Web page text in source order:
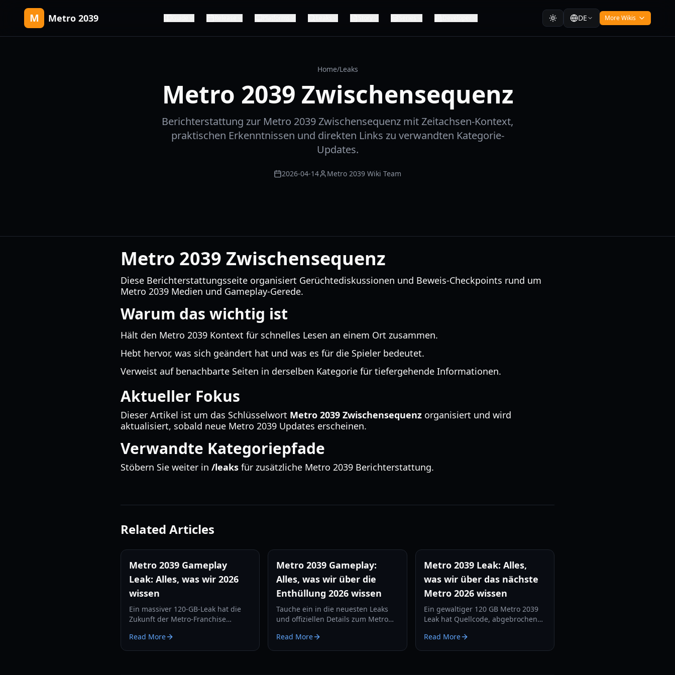
M Metro 2039 DE More Wikis
Home/Leaks
Metro 2039 Zwischensequenz
Berichterstattung zur Metro 2039 Zwischensequenz mit Zeitachsen-Kontext,
praktischen Erkenntnissen und direkten Links zu verwandten Kategorie-
Updates.
2026-04-14 Metro 2039 Wiki Team
Metro 2039 Zwischensequenz
Diese Berichterstattungsseite organisiert Gerüchtediskussionen und Beweis-Checkpoints rund um
Metro 2039 Medien und Gameplay-Gerede.
Warum das wichtig ist
Hält den Metro 2039 Kontext für schnelles Lesen an einem Ort zusammen.
Hebt hervor, was sich geändert hat und was es für die Spieler bedeutet.
Verweist auf benachbarte Seiten in derselben Kategorie für tiefergehende Informationen.
Aktueller Fokus
Dieser Artikel ist um das Schlüsselwort Metro 2039 Zwischensequenz organisiert und wird
aktualisiert, sobald neue Metro 2039 Updates erscheinen.
Verwandte Kategoriepfade
Stöbern Sie weiter in /leaks für zusätzliche Metro 2039 Berichterstattung.
Related Articles
Metro 2039 Gameplay
Leak: Alles, was wir 2026
wissen
Ein massiver 120-GB-Leak hat die
Zukunft der Metro-Franchise
abgebrochenen Hunter-Build,
Unreal Engine 5 Features und die
Read More
Metro 2039 Gameplay:
Alles, was wir über die
Enthüllung 2026 wissen
Tauche ein in die neuesten Leaks
und offiziellen Details zum Metro
Rückkehr nach Moskau, neuer
Überlebensmechaniken und der
Read More
Metro 2039 Leak: Alles,
was wir über das nächste
Metro 2026 wissen
Ein gewaltiger 120 GB Metro 2039
Leak hat Quellcode, abgebrochene
Reise in der Unreal Engine 5
enthüllt. Erfahren Sie hier alle
Read More